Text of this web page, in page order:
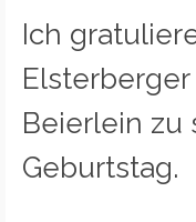
Ich
Beierlein zu
Geburtstag.